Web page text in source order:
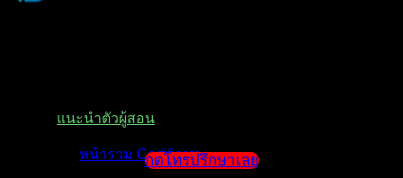
แนะนำตัวผู้สอน
หน้ารวม Certificateกดโทรปรึกษาเลย